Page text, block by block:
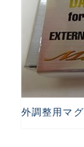
外調整用マ